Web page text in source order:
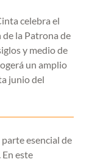
celebra el
de la Patrona de
y medio de
un amplio
junio del
esencial de
este